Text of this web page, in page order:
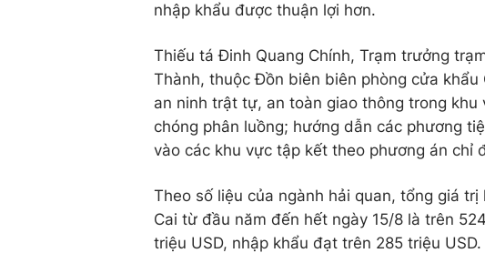
nhập khẩu được thuận lợi hơn.
Thiếu tá Đinh Quang Chính, Trạm trưởng
Thành, thuộc Đồn biên biên phòng cửa
an ninh trật tự, an toàn giao thông trong
chóng phân luồng; hướng dẫn các phương
vào các khu vực tập kết theo phương án chỉ
Theo số liệu của ngành hải quan, tổng giá
Cai từ đầu năm đến hết ngày 15/8 là trên
triệu USD, nhập khẩu đạt trên 285 triệu USD.